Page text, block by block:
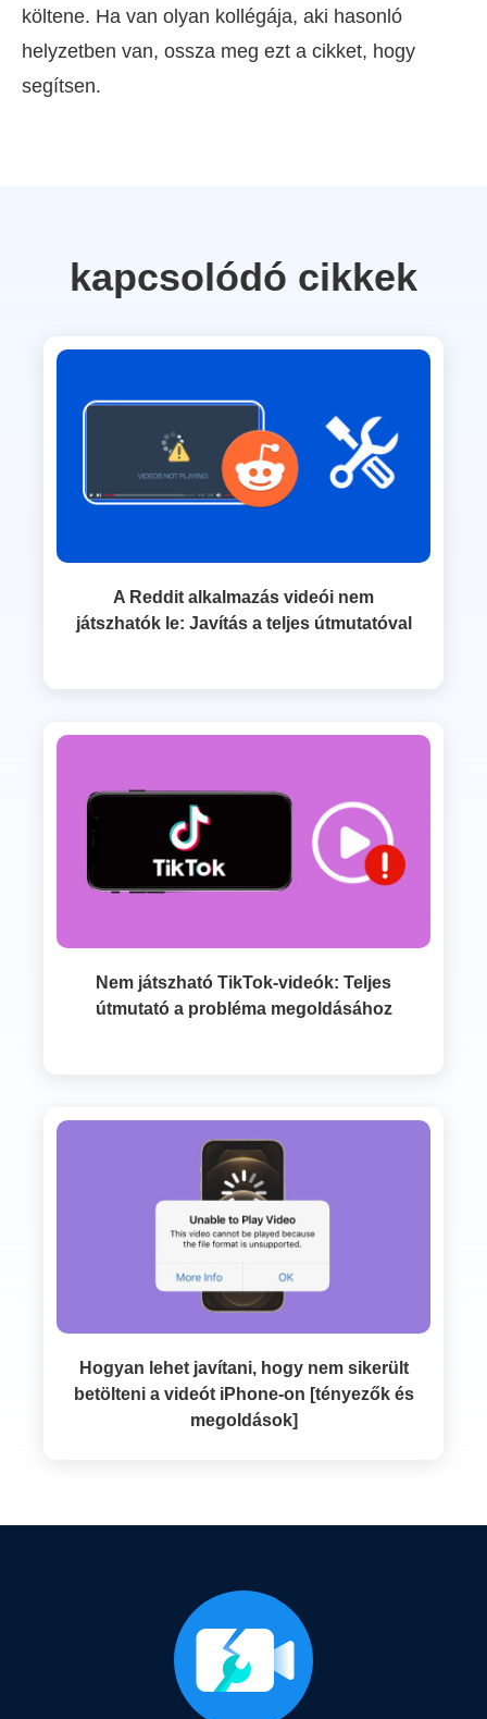
költene. Ha van olyan kollégája, aki hasonló
helyzetben van, ossza meg ezt a cikket, hogy
segítsen.
kapcsolódó cikkek
A Reddit alkalmazás videói nem
játszhatók le: Javítás a teljes útmutatóval
Nem játszható TikTok-videók: Teljes
útmutató a probléma megoldásához
Hogyan lehet javítani, hogy nem sikerült
betölteni a videót iPhone-on [tényezők és
megoldások]